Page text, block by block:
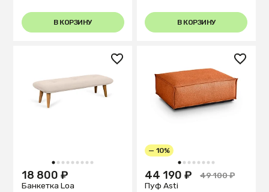
В КОРЗИНУ В КОРЗИНУ
1 2 3 4 5 6 7 8 9
18 800 ₽
Банкетка Loa
1 2 3 4 5 6 7 8
— 10%
44 190 ₽
49 100 ₽
Пуф Asti